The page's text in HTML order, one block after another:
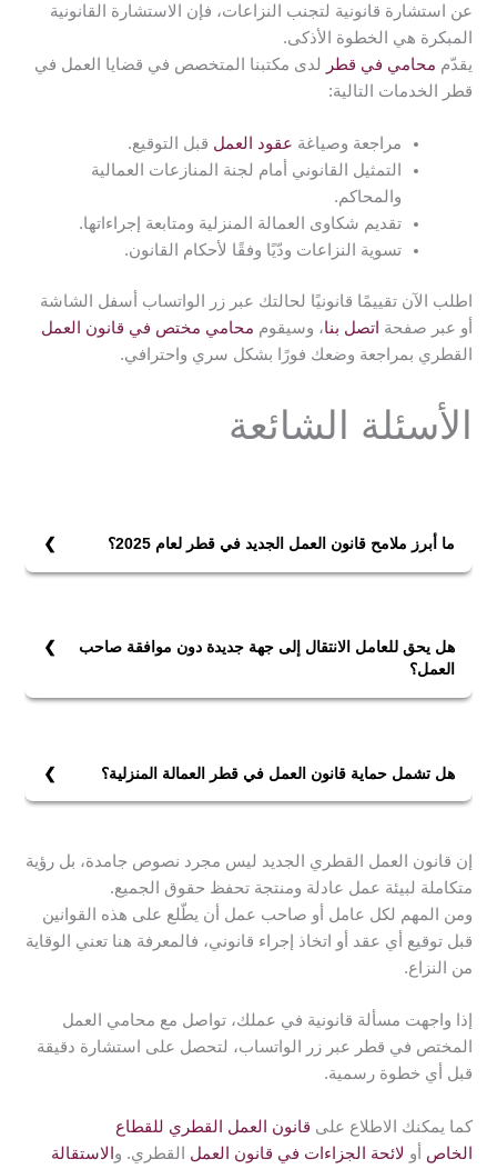
عن استشارة قانونية لتجنب النزاعات، فإن الاستشارة القانونية
المبكرة هي الخطوة الأذكى.
يقدّم محامي في قطر
لدى مكتبنا المتخصص في قضايا العمل في
قطر الخدمات التالية:
مراجعة وصياغة عقود العمل قبل التوقيع.
التمثيل القانوني أمام لجنة المنازعات العمالية
والمحاكم.
تقديم شكاوى العمالة المنزلية ومتابعة إجراءاتها.
تسوية النزاعات ودّيًا وفقًا لأحكام القانون.
اطلب الآن تقييمًا قانونيًا لحالتك عبر زر الواتساب أسفل الشاشة
أو عبر صفحة اتصل بنا، وسيقوم محامي مختص في قانون العمل
القطري بمراجعة وضعك فورًا بشكل سري واحترافي.
الأسئلة الشائعة
ما أبرز ملامح قانون العمل الجديد في قطر لعام 2025؟
والانتقال بين الشركات، إضافةً إلى تحسين حماية العمالة
المنزلية.
هل يحق للعامل الانتقال إلى جهة جديدة دون موافقة صاحب
العمل؟
العقد أو القانون، ما لم يكن هناك شرط يمنع ذلك مؤقتًا.
هل تشمل حماية قانون العمل في قطر العمالة المنزلية؟
وساعات راحة وأجور منتظمة.
إن قانون العمل القطري الجديد ليس مجرد نصوص جامدة، بل رؤية
متكاملة لبيئة عمل عادلة ومنتجة تحفظ حقوق الجميع.
ومن المهم لكل عامل أو صاحب عمل أن يطّلع على هذه القوانين
قبل توقيع أي عقد أو اتخاذ إجراء قانوني، فالمعرفة هنا تعني الوقاية
من النزاع.
إذا واجهت مسألة قانونية في عملك، تواصل مع محامي العمل
المختص في قطر عبر زر الواتساب، لتحصل على استشارة دقيقة
قبل أي خطوة رسمية.
كما يمكنك الاطلاع على قانون العمل القطري للقطاع
الخاص أو لائحة الجزاءات في قانون العمل القطري. و الاستقالة